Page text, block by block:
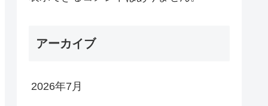
アーカイブ
2026年7月